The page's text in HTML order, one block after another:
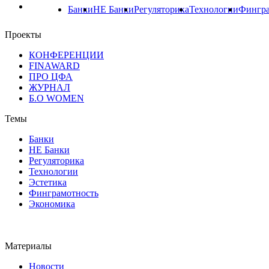
БанкиНЕ БанкиРегуляторикаТехнологии
Проекты
КОНФЕРЕНЦИИ
FINAWARD
ПРО ЦФА
ЖУРНАЛ
Б.О WOMEN
Темы
Банки
НЕ Банки
Регуляторика
Технологии
Эстетика
Финграмотность
Экономика
Материалы
Новости